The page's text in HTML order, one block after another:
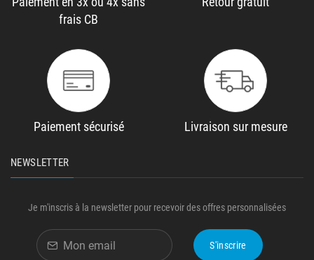
frais CB
Paiement sécurisé Livraison sur mesure
NEWSLETTER
Je m'inscris à la newsletter pour recevoir des offres personnalisées
S'inscrire